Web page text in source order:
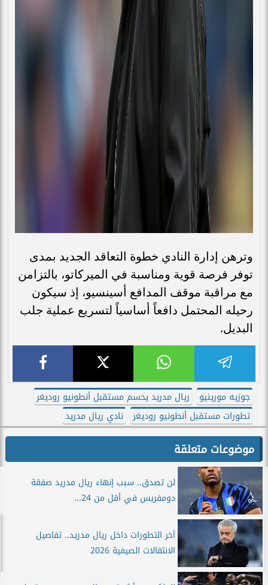
وترهن إدارة النادي خطوة التعاقد الجديد بمدى
توفر فرصة قوية ومناسبة في الميركاتو، بالتزامن
مع مراقبة موقف المدافع أسينسيو، إذ سيكون
رحيله المحتمل دافعاً أساسياً لتسريع عملية جلب
البديل.
جوزيه مورينيو
ريال مدريد يحسم مستقبل أنطونيو روديغر
تطورات مستقبل أنطونيو روديغر
نادي ريال مدريد
موضوعات متعلقة
لن تصدق.. سبب إنهاء ريال مدريد صفقة
دومفريس في أقل من 24...
أخر التطورات داخل ريال مدريد.. تفاصيل
الانتقالات الصيفية 2026